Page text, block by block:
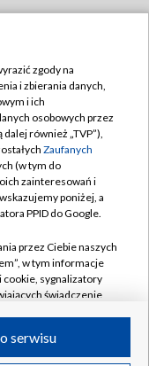
zgody na
i zbierania danych,
i ich
osobowych przez
również „TVP”),
Zaufanych
(w tym do
zainteresowań i
poniżej, a
PPID do Google.
przez Ciebie naszych
w tym informacje
cookie, sygnalizatory
świadczenie
serwisu